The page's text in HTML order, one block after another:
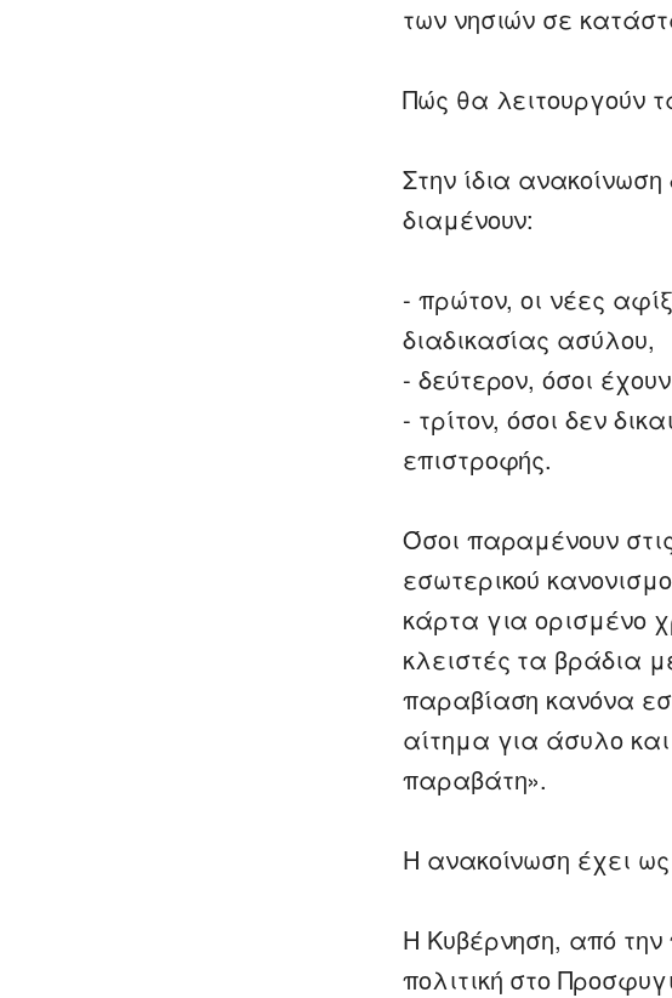
των νησιών σε
Πώς θα λειτουργούν
Στην ίδια ανακοίνωση
διαμένουν:
- πρώτον, οι νέες
διαδικασίας ασύλου,
- δεύτερον, όσοι
- τρίτον, όσοι δεν
επιστροφής.
Όσοι παραμένουν
εσωτερικού
κάρτα για ορισμένο
κλειστές τα βράδια
παραβίαση κανόνα
αίτημα για άσυλο και
παραβάτη».
Η ανακοίνωση έχει
Η Κυβέρνηση, από την
πολιτική στο